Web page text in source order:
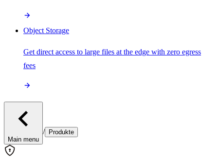
Object Storage
Get direct access to large files at the edge with zero egress
fees
Main menu
/ Produkte